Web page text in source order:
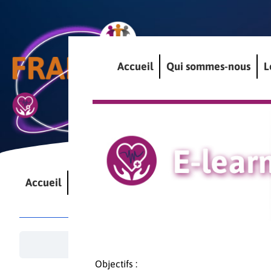
La
Accueil Qui sommes-nous Le laboratoire en PPS
Accueil Qui sommes-nous
Objectifs :